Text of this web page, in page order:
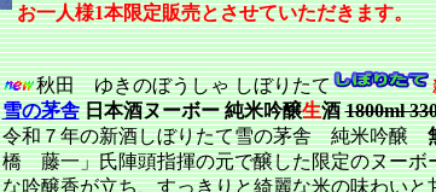
お一人様1本限定販売とさせていただきます。
秋田 ゆきのぼうしゃ しぼりたて
雪の茅舎日本酒ヌーボー 純米吟醸生酒1800ml
令和７年の新酒しぼりたて雪の茅舎 純米吟醸
橋 藤一」氏陣頭指揮の元で醸した限定のヌーボ
な吟醸香が立ち、すっきりと綺麗な米の味わい